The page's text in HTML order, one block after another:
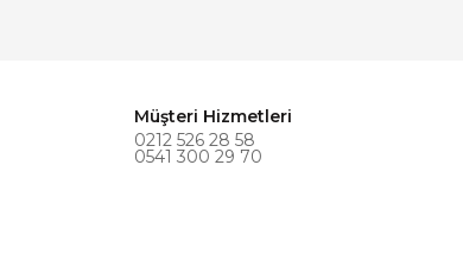
Müşteri Hizmetleri
0212 526 28 58
0541 300 29 70